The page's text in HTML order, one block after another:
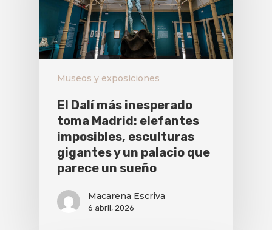
Museos y exposiciones
El Dalí más inesperado
toma Madrid: elefantes
imposibles, esculturas
gigantes y un palacio que
parece un sueño
Macarena Escriva
6 abril, 2026